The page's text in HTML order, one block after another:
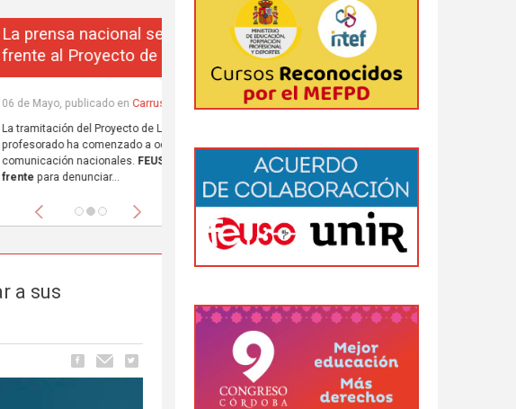
de FEUSO
a la concertada
lectiva del
medios de
en dar un paso al
Anterior Siguiente
a sus